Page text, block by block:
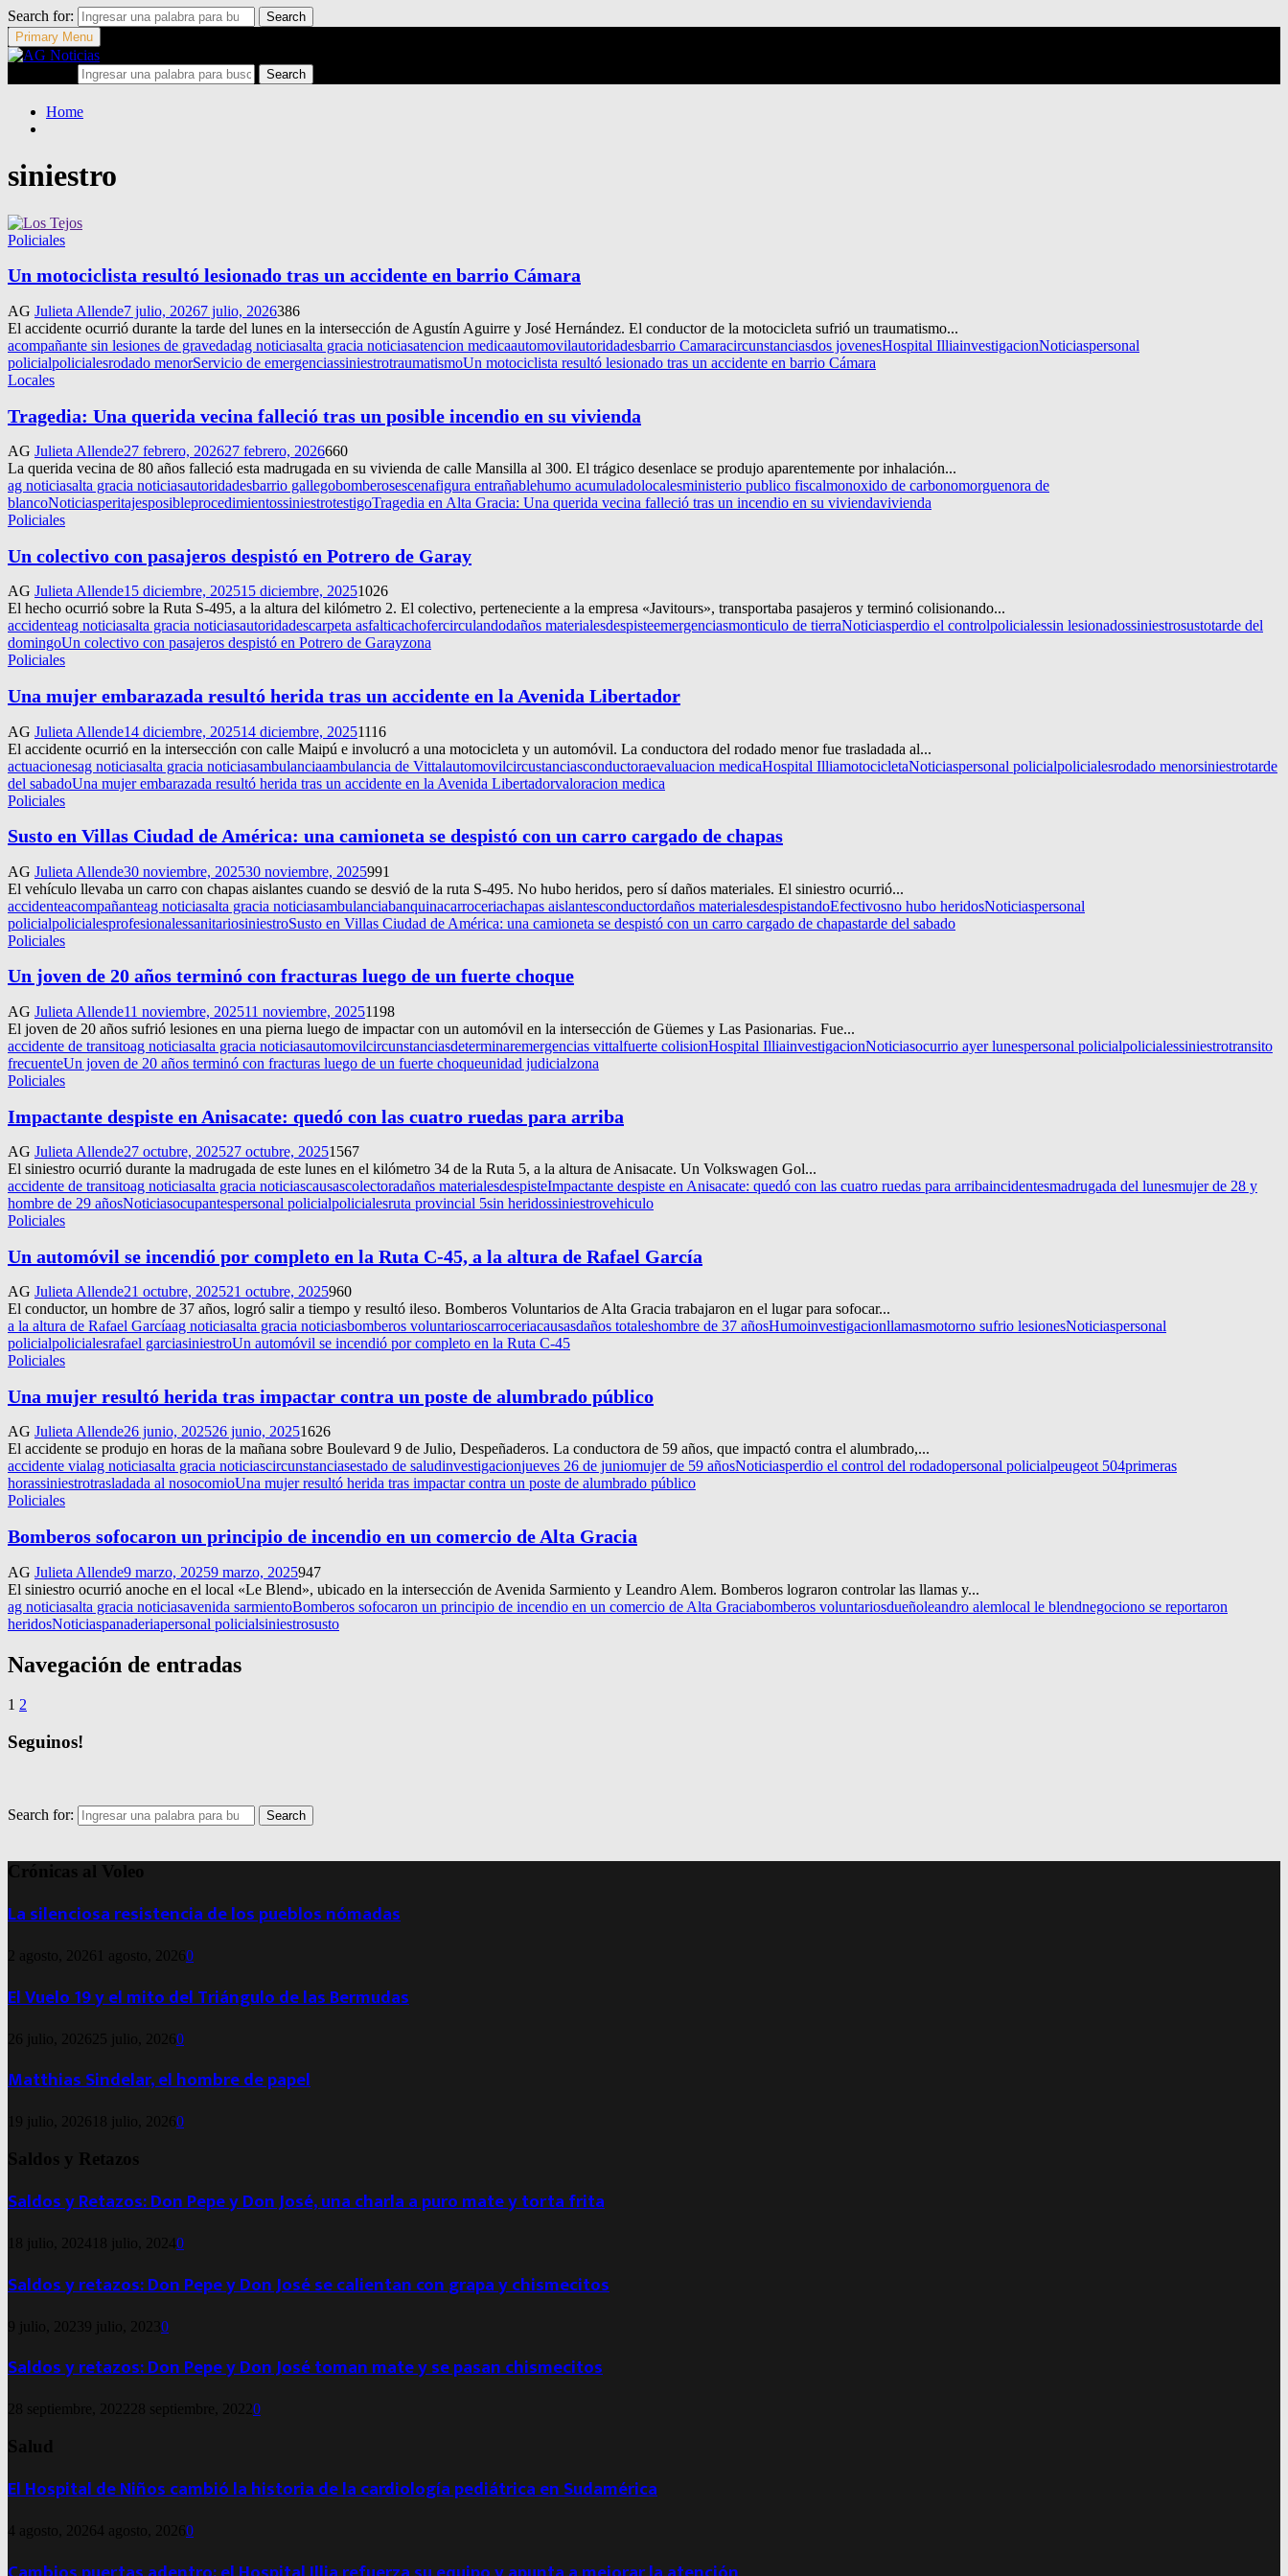
Search for:
Search
Primary Menu
Search
Home
siniestro
Policiales
Un motociclista resultó lesionado tras un accidente en barrio Cámara
AG Julieta Allende7 julio, 20267 julio, 2026386
El accidente ocurrió durante la tarde del lunes en la intersección de Agustín Aguirre y José Hernández. El conductor de la motocicleta sufrió un traumatismo...
acompañante sin lesiones de gravedadag noticiasalta gracia noticiasatencion medicaautomovilautoridadesbarrio Camaracircunstanciasdos jovenesHospital IlliainvestigacionNoticiaspersonal
policialpolicialesrodado menorServicio de emergenciassiniestrotraumatismoUn motociclista resultó lesionado tras un accidente en barrio Cámara
Locales
Tragedia: Una querida vecina falleció tras un posible incendio en su vivienda
AG Julieta Allende27 febrero, 202627 febrero, 2026660
La querida vecina de 80 años falleció esta madrugada en su vivienda de calle Mansilla al 300. El trágico desenlace se produjo aparentemente por inhalación...
ag noticiasalta gracia noticiasautoridadesbarrio gallegobomberosescenafigura entrañablehumo acumuladolocalesministerio publico fiscalmonoxido de carbonomorguenora de
blancoNoticiasperitajesposibleprocedimientossiniestrotestigoTragedia en Alta Gracia: Una querida vecina falleció tras un incendio en su viviendavivienda
Policiales
Un colectivo con pasajeros despistó en Potrero de Garay
AG Julieta Allende15 diciembre, 202515 diciembre, 20251026
El hecho ocurrió sobre la Ruta S-495, a la altura del kilómetro 2. El colectivo, perteneciente a la empresa «Javitours», transportaba pasajeros y terminó colisionando...
accidenteag noticiasalta gracia noticiasautoridadescarpeta asfalticachofercirculandodaños materialesdespisteemergenciasmonticulo de tierraNoticiasperdio el controlpolicialessin lesionadossiniestrosustotarde del
domingoUn colectivo con pasajeros despistó en Potrero de Garayzona
Policiales
Una mujer embarazada resultó herida tras un accidente en la Avenida Libertador
AG Julieta Allende14 diciembre, 202514 diciembre, 20251116
El accidente ocurrió en la intersección con calle Maipú e involucró a una motocicleta y un automóvil. La conductora del rodado menor fue trasladada al...
actuacionesag noticiasalta gracia noticiasambulanciaambulancia de Vittalautomovilcircustanciasconductoraevaluacion medicaHospital IlliamotocicletaNoticiaspersonal policialpolicialesrodado menorsiniestrotarde
del sabadoUna mujer embarazada resultó herida tras un accidente en la Avenida Libertadorvaloracion medica
Policiales
Susto en Villas Ciudad de América: una camioneta se despistó con un carro cargado de chapas
AG Julieta Allende30 noviembre, 202530 noviembre, 2025991
El vehículo llevaba un carro con chapas aislantes cuando se desvió de la ruta S-495. No hubo heridos, pero sí daños materiales. El siniestro ocurrió...
accidenteacompañanteag noticiasalta gracia noticiasambulanciabanquinacarroceriachapas aislantesconductordaños materialesdespistandoEfectivosno hubo heridosNoticiaspersonal
policialpolicialesprofesionalessanitariosiniestroSusto en Villas Ciudad de América: una camioneta se despistó con un carro cargado de chapastarde del sabado
Policiales
Un joven de 20 años terminó con fracturas luego de un fuerte choque
AG Julieta Allende11 noviembre, 202511 noviembre, 20251198
El joven de 20 años sufrió lesiones en una pierna luego de impactar con un automóvil en la intersección de Güemes y Las Pasionarias. Fue...
accidente de transitoag noticiasalta gracia noticiasautomovilcircunstanciasdeterminaremergencias vittalfuerte colisionHospital IlliainvestigacionNoticiasocurrio ayer lunespersonal policialpolicialessiniestrotransito
frecuenteUn joven de 20 años terminó con fracturas luego de un fuerte choqueunidad judicialzona
Policiales
Impactante despiste en Anisacate: quedó con las cuatro ruedas para arriba
AG Julieta Allende27 octubre, 202527 octubre, 20251567
El siniestro ocurrió durante la madrugada de este lunes en el kilómetro 34 de la Ruta 5, a la altura de Anisacate. Un Volkswagen Gol...
accidente de transitoag noticiasalta gracia noticiascausascolectoradaños materialesdespisteImpactante despiste en Anisacate: quedó con las cuatro ruedas para arribaincidentesmadrugada del lunesmujer de 28 y
hombre de 29 añosNoticiasocupantespersonal policialpolicialesruta provincial 5sin heridossiniestrovehiculo
Policiales
Un automóvil se incendió por completo en la Ruta C-45, a la altura de Rafael García
AG Julieta Allende21 octubre, 202521 octubre, 2025960
El conductor, un hombre de 37 años, logró salir a tiempo y resultó ileso. Bomberos Voluntarios de Alta Gracia trabajaron en el lugar para sofocar...
a la altura de Rafael Garcíaag noticiasalta gracia noticiasbomberos voluntarioscarroceriacausasdaños totaleshombre de 37 añosHumoinvestigacionllamasmotorno sufrio lesionesNoticiaspersonal
policialpolicialesrafael garciasiniestroUn automóvil se incendió por completo en la Ruta C-45
Policiales
Una mujer resultó herida tras impactar contra un poste de alumbrado público
AG Julieta Allende26 junio, 202526 junio, 20251626
El accidente se produjo en horas de la mañana sobre Boulevard 9 de Julio, Despeñaderos. La conductora de 59 años, que impactó contra el alumbrado,...
accidente vialag noticiasalta gracia noticiascircunstanciasestado de saludinvestigacionjueves 26 de juniomujer de 59 añosNoticiasperdio el control del rodadopersonal policialpeugeot 504primeras
horassiniestrotrasladada al nosocomioUna mujer resultó herida tras impactar contra un poste de alumbrado público
Policiales
Bomberos sofocaron un principio de incendio en un comercio de Alta Gracia
AG Julieta Allende9 marzo, 20259 marzo, 2025947
El siniestro ocurrió anoche en el local «Le Blend», ubicado en la intersección de Avenida Sarmiento y Leandro Alem. Bomberos lograron controlar las llamas y...
ag noticiasalta gracia noticiasavenida sarmientoBomberos sofocaron un principio de incendio en un comercio de Alta Graciabomberos voluntariosdueñoleandro alemlocal le blendnegociono se reportaron
heridosNoticiaspanaderiapersonal policialsiniestrosusto
Navegación de entradas
1 2
Seguinos!
Search for: Search
Crónicas al Voleo
La silenciosa resistencia de los pueblos nómadas
2 agosto, 2026 1 agosto, 20260
El Vuelo 19 y el mito del Triángulo de las Bermudas
26 julio, 2026 25 julio, 20260
Matthias Sindelar, el hombre de papel
19 julio, 2026 18 julio, 20260
Saldos y Retazos
Saldos y Retazos: Don Pepe y Don José, una charla a puro mate y torta frita
18 julio, 2024 18 julio, 20240
Saldos y retazos: Don Pepe y Don José se calientan con grapa y chismecitos
9 julio, 20239 julio, 20230
Saldos y retazos: Don Pepe y Don José toman mate y se pasan chismecitos
28 septiembre, 2022 28 septiembre, 2022 0
Salud
El Hospital de Niños cambió la historia de la cardiología pediátrica en Sudamérica
4 agosto, 20264 agosto, 20260